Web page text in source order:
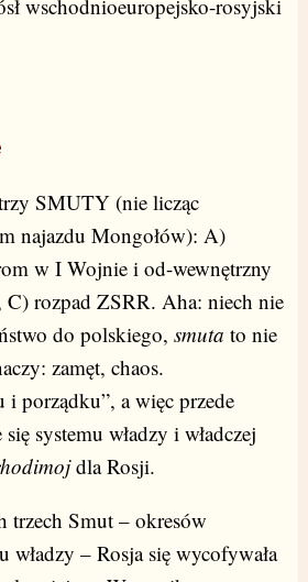
wschodnioeuropejsko-rosyjski
trzy SMUTY (nie licząc
najazdu Mongołów): A)
w I Wojnie i od-wewnętrzny
rozpad ZSRR. Aha: niech nie
do polskiego, smuta to nie
zamęt, chaos.
i porządku”, a więc przede
systemu władzy i władczej
dla Rosji.
trzech Smut – okresów
władzy – Rosja się wycofywała